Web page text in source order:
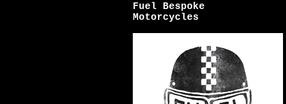
Fuel Bespoke
Motorcycles